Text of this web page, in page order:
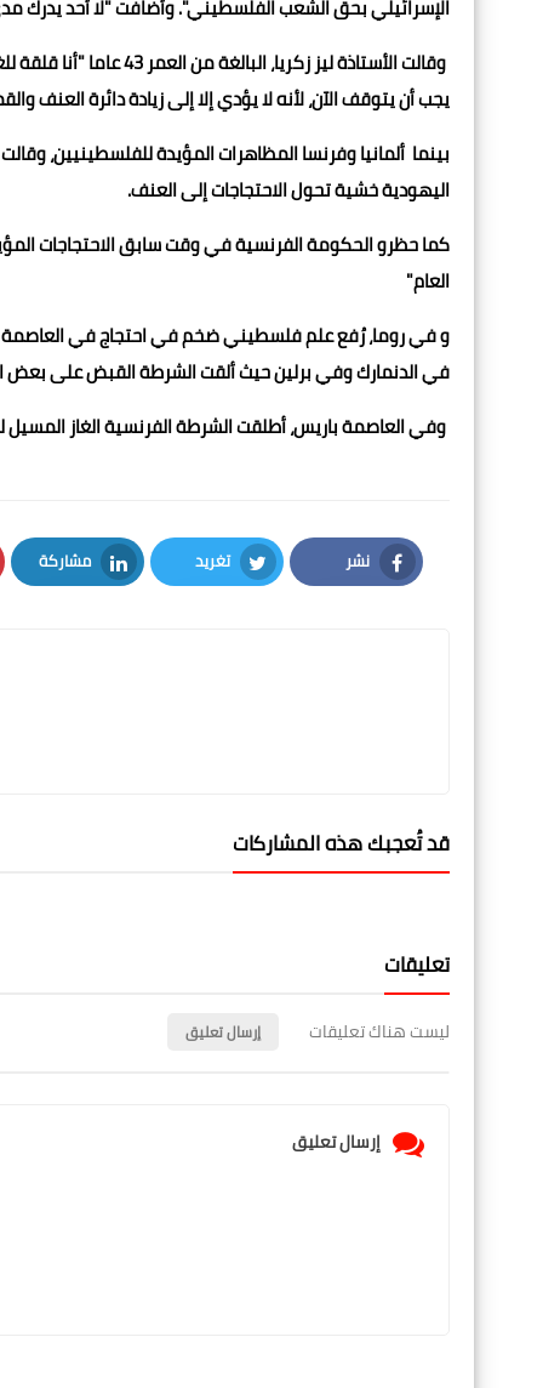
الإسرائيلي بحق الشعب الفلسطيني". وأضافت "لا أحد يدرك مدى
وقالت الأستاذة ليز
يجب أن يتوقف الآن، لأنه لا يؤدي إلا إلى زيادة دائرة العنف
بينما ألمانيا وفرنسا المظاهرات المؤيدة للفلسطينيين،
اليهودية خشية تحول الاحتجاجات إلى العنف.
كما حظرو الحكومة الفرنسية في وقت سابق الاحتجاجات
العام"
و في روما، رُفع علم فلسطيني ضخم في احتجاج في العاصمة
في الدنمارك وفي برلين حيث ألقت الشرطة القبض على بعض
وفي العاصمة باريس، أطلقت الشرطة الفرنسية الغاز
نشر
Facebook
تغريد
Twitter
مشاركة
LinkedIn
قد تُعجبك هذه المشاركات
تعليقات
ليست هناك تعليقات إرسال تعليق
إرسال تعليق